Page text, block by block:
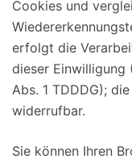
Cookies und
erfolgt die
dieser Einwilligung
Abs. 1 TDDDG);
widerrufbar.
Sie können Ihren